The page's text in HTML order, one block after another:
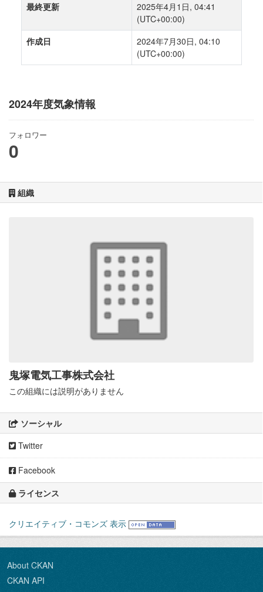
2024年度気象情報
フォロワー
0
組織
鬼塚電気工事株式会社
この組織には説明がありません
ソーシャル
Twitter
Facebook
ライセンス
クリエイティブ・コモンズ 表示
最終更新
2025年4月1日, 04:41
(UTC+00:00)
作成日
2024年7月30日, 04:10
(UTC+00:00)
About CKAN
CKAN API